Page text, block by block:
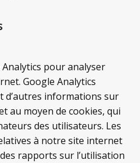
Analytics pour analyser
Google Analytics
d’autres informations sur
au moyen de cookies, qui
des utilisateurs. Les
à notre site internet
rapports sur l’utilisation